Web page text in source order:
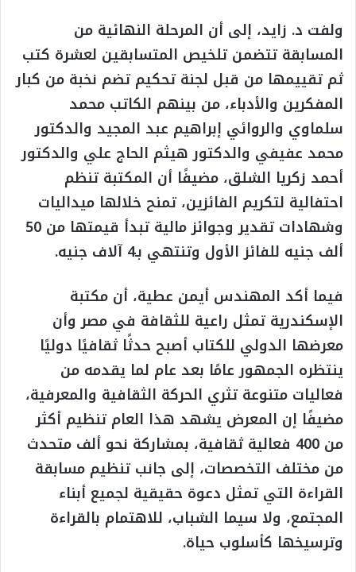
ولفت د. زايد، إلى أن المرحلة النهائية من
المسابقة تتضمن تلخيص المتسابقين لعشرة كتب
ثم تقييمها من قبل لجنة تحكيم تضم نخبة من كبار
المفكرين والأدباء، من بينهم الكاتب محمد
سلماوي والروائي إبراهيم عبد المجيد والدكتور
محمد عفيفي والدكتور هيثم الحاج علي والدكتور
أحمد زكريا الشلق، مضيفًا أن المكتبة تنظم
احتفالية لتكريم الفائزين، تمنح خلالها ميداليات
وشهادات تقدير وجوائز مالية تبدأ قيمتها من 50
ألف جنيه للفائز الأول وتنتهي بـ4 آلاف جنيه.
فيما أكد المهندس أيمن عطية، أن مكتبة
الإسكندرية تمثل راعية للثقافة في مصر وأن
معرضها الدولي للكتاب أصبح حدثًا ثقافيًا دوليًا
ينتظره الجمهور عامًا بعد عام لما يقدمه من
فعاليات متنوعة تثري الحركة الثقافية والمعرفية،
مضيفًا إن المعرض يشهد هذا العام تنظيم أكثر
من 400 فعالية ثقافية، بمشاركة نحو ألف متحدث
من مختلف التخصصات، إلى جانب تنظيم مسابقة
القراءة التي تمثل دعوة حقيقية لجميع أبناء
المجتمع، ولا سيما الشباب، للاهتمام بالقراءة
وترسيخها كأسلوب حياة.